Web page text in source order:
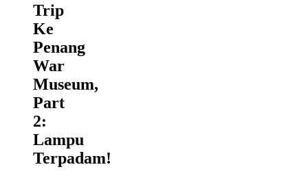
Trip
Ke
Penang
War
Museum,
Part
2:
Lampu
Terpadam!